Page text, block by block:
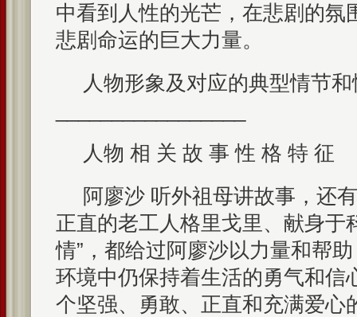
中看到人性的光芒，在悲剧的氛
悲剧命运的巨大力量。
人物形象及对应的典型情节
人物 相 关 故 事 性 格 特 征
阿廖沙 听外祖母讲故事，还
正直的老工人格里戈里、献身于
情”，都给过阿廖沙以力量和帮
环境中仍保持着生活的勇气和信
个坚强、勇敢、正直和充满爱心